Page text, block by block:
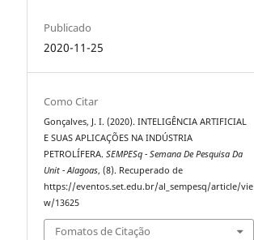
Publicado
2020-11-25
Como Citar
Gonçalves, J. I. (2020). INTELIGÊNCIA ARTIFICIAL
E SUAS APLICAÇÕES NA INDÚSTRIA
PETROLÍFERA.SEMPESq - Semana De Pesquisa Da
Unit - Alagoas, (8). Recuperado de
https://eventos.set.edu.br/al_sempesq/article/vie
w/13625
Fomatos de Citação